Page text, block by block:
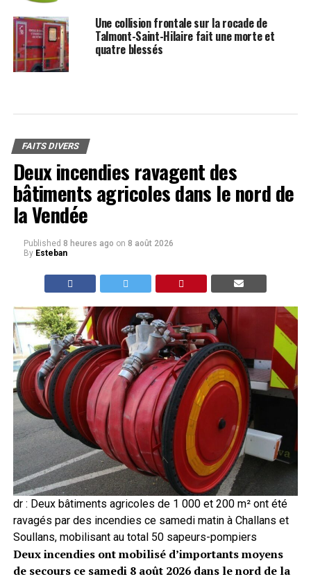
Une collision frontale sur la rocade de
Talmont-Saint-Hilaire fait une morte et
quatre blessés
FAITS DIVERS
Deux incendies ravagent des
bâtiments agricoles dans le nord de
la Vendée
Published 8 heures ago on 8 août 2026
By Esteban
dr : Deux bâtiments agricoles de 1 000 et 200 m² ont été
ravagés par des incendies ce samedi matin à Challans et
Soullans, mobilisant au total 50 sapeurs-pompiers
Deux incendies ont mobilisé d’importants moyens
de secours ce samedi 8 août 2026 dans le nord de la